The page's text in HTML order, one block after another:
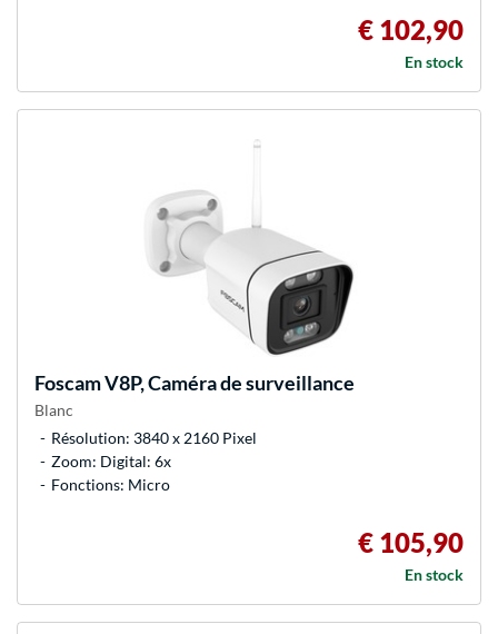
€ 102,90
En stock
FoscamV8P, Caméra de surveillance
Blanc
Résolution: 3840 x 2160 Pixel
Zoom: Digital: 6x
Fonctions: Micro
€ 105,90
En stock